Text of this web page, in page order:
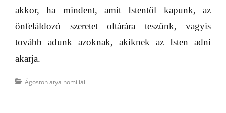
akkor, ha mindent, amit Istentől kapunk, az
önfeláldozó szeretet oltárára teszünk, vagyis
tovább adunk azoknak, akiknek az Isten adni
akarja.
Categories
Ágoston atya homíliái